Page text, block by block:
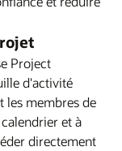
Project
d'activité
les membres de
et à
directement